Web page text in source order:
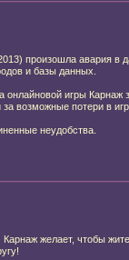
произошла авария в
и базы данных.
онлайновой игры
возможные потери в
неудобства.
Карнаж желает, чтобы